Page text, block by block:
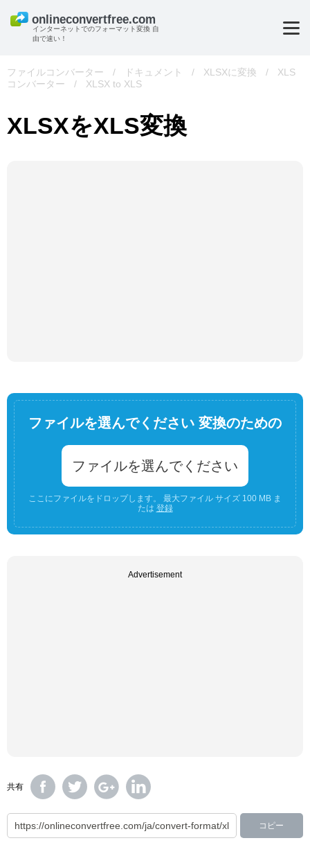
インターネットでのフォーマット変換 自
由で速い！
ファイルコンバーター / ドキュメント / XLSXに変換 /
XLS
コンバーター
/ XLSX to XLS
XLSXをXLS変換
ファイルを選んでください 変換のための
ファイルを選んでください
ここにファイルをドロップします。 最大ファイル サイズ 100 MB ま
たは 登録
Advertisement
共有
コピー